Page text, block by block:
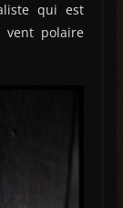
qui est
polaire